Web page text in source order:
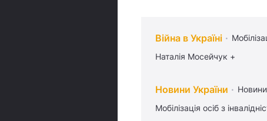
Війна в Україні
Наталія Мосейчук +
Новини України
Мобілізація осіб з